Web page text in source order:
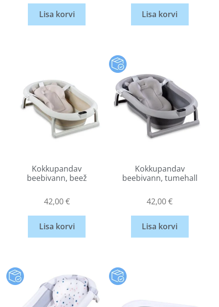
Lisa korvi Lisa korvi
Kokkupandav
beebivann, beež
42,00€
Lisa korvi
Kokkupandav
beebivann, tumehall
42,00€
Lisa korvi